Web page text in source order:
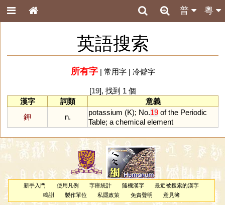
粵
普
英語搜索
所有字| 常用字| 冷僻字
[19], 找到 1 個
漢字
詞類
意義
鉀
n.
potassium (K); No.19 of the Periodic
Table; a chemical element
新手入門 使用凡例 字庫統計 隨機漢字
最近被搜索的漢字
鳴謝
製作單位 私隱政策 免責聲明 意見簿